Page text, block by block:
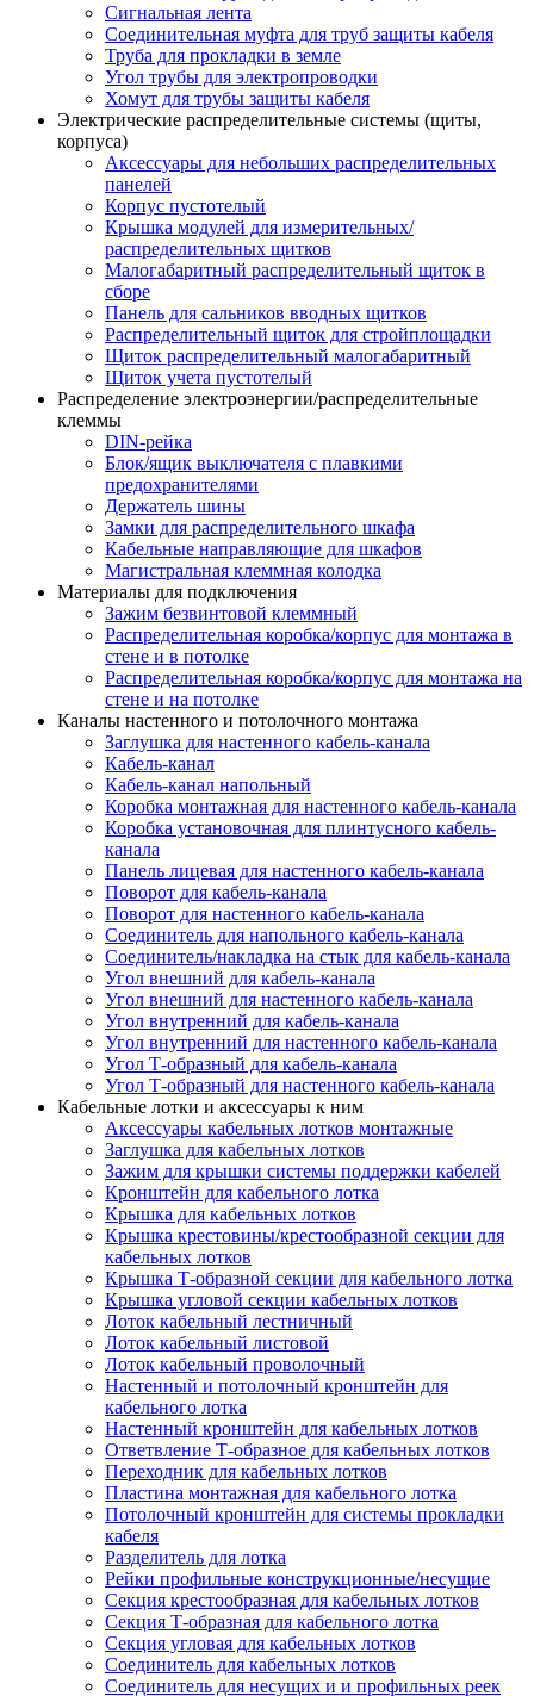
Сигнальная лента
Соединительная муфта для труб защиты кабеля
Труба для прокладки в земле
Угол трубы для электропроводки
Хомут для трубы защиты кабеля
Электрические распределительные системы (щиты,
корпуса)
Аксессуары для небольших распределительных
панелей
Корпус пустотелый
Крышка модулей для измерительных/
распределительных щитков
Малогабаритный распределительный щиток в
сборе
Панель для сальников вводных щитков
Распределительный щиток для стройплощадки
Щиток распределительный малогабаритный
Щиток учета пустотелый
Распределение электроэнергии/распределительные
клеммы
DIN-рейка
Блок/ящик выключателя с плавкими
предохранителями
Держатель шины
Замки для распределительного шкафа
Кабельные направляющие для шкафов
Магистральная клеммная колодка
Материалы для подключения
Зажим безвинтовой клеммный
Распределительная коробка/корпус для монтажа в
стене и в потолке
Распределительная коробка/корпус для монтажа на
стене и на потолке
Каналы настенного и потолочного монтажа
Заглушка для настенного кабель-канала
Кабель-канал
Кабель-канал напольный
Коробка монтажная для настенного кабель-канала
Коробка установочная для плинтусного кабель-
канала
Панель лицевая для настенного кабель-канала
Поворот для кабель-канала
Поворот для настенного кабель-канала
Соединитель для напольного кабель-канала
Соединитель/накладка на стык для кабель-канала
Угол внешний для кабель-канала
Угол внешний для настенного кабель-канала
Угол внутренний для кабель-канала
Угол внутренний для настенного кабель-канала
Угол Т-образный для кабель-канала
Угол Т-образный для настенного кабель-канала
Кабельные лотки и аксессуары к ним
Аксессуары кабельных лотков монтажные
Заглушка для кабельных лотков
Зажим для крышки системы поддержки кабелей
Кронштейн для кабельного лотка
Крышка для кабельных лотков
Крышка крестовины/крестообразной секции для
кабельных лотков
Крышка Т-образной секции для кабельного лотка
Крышка угловой секции кабельных лотков
Лоток кабельный лестничный
Лоток кабельный листовой
Лоток кабельный проволочный
Настенный и потолочный кронштейн для
кабельного лотка
Настенный кронштейн для кабельных лотков
Ответвление Т-образное для кабельных лотков
Переходник для кабельных лотков
Пластина монтажная для кабельного лотка
Потолочный кронштейн для системы прокладки
кабеля
Разделитель для лотка
Рейки профильные конструкционные/несущие
Секция крестообразная для кабельных лотков
Секция Т-образная для кабельного лотка
Секция угловая для кабельных лотков
Соединитель для кабельных лотков
Соединитель для несущих и и профильных реек